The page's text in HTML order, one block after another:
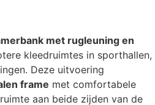
met rugleuning en
kleedruimtes in sporthallen,
Deze uitvoering
frame met comfortabele
aan beide zijden van de